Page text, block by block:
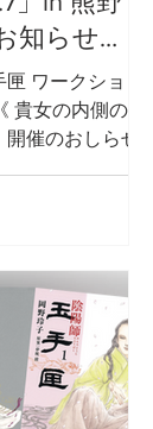
らせ
ワークショッ
貴女の内側の豊
催のおしらせ